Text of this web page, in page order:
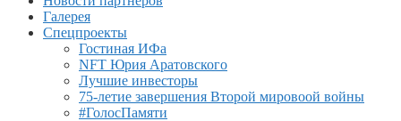
Галерея
Спецпроекты
Гостиная ИФа
NFT Юрия Аратовского
Лучшие инвесторы
75-летие завершения Второй мировоой войны
#ГолосПамяти